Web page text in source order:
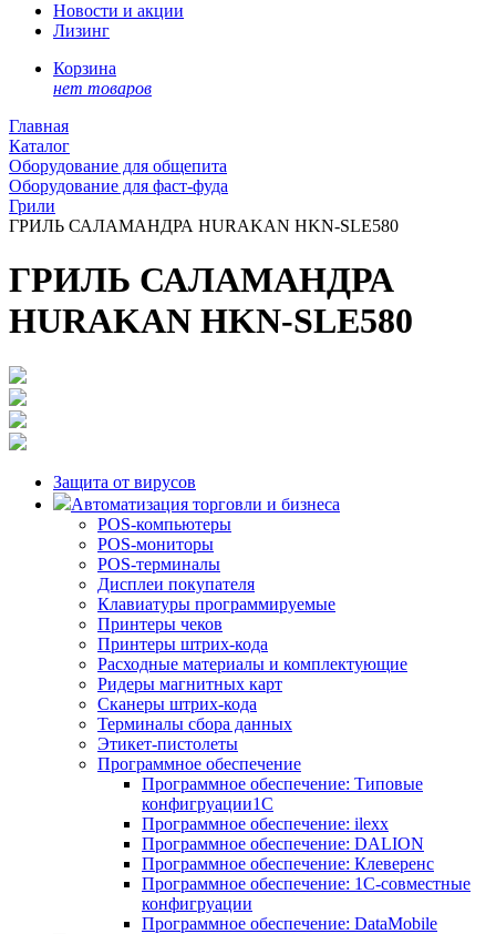
Новости и акции
Лизинг
Корзина
нет товаров
Главная
Каталог
Оборудование для общепита
Оборудование для фаст-фуда
Грили
ГРИЛЬ САЛАМАНДРА HURAKAN HKN-SLE580
ГРИЛЬ САЛАМАНДРА
HURAKAN HKN-SLE580
Защита от вирусов
Автоматизация торговли и бизнеса
POS-компьютеры
POS-мониторы
POS-терминалы
Дисплеи покупателя
Клавиатуры программируемые
Принтеры чеков
Принтеры штрих-кода
Расходные материалы и комплектующие
Ридеры магнитных карт
Сканеры штрих-кода
Терминалы сбора данных
Этикет-пистолеты
Программное обеспечение
Программное обеспечение: Типовые
конфигруации1С
Программное обеспечение: ilexx
Программное обеспечение: DALION
Программное обеспечение: Клеверенс
Программное обеспечение: 1С-совместные
конфигруации
Программное обеспечение: DataMobile